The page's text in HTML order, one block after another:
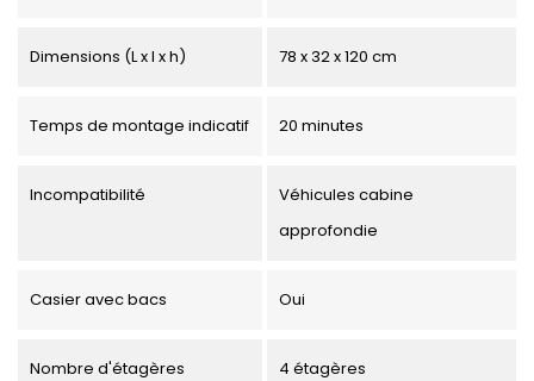
Dimensions (L x l x h) 78 x 32 x 120 cm
Temps de montage indicatif 20 minutes
Incompatibilité
Véhicules cabine
approfondie
Casier avec bacs Oui
Nombre d'étagères 4 étagères